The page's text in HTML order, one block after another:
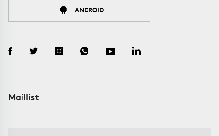
ANDROID
Maillist